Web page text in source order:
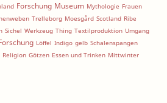
Forschung Museum Mythologie Frauen
Trelleborg Moesgård Scotland Ribe
Sichel Werkzeug Thing Textilproduktion Umgang
Löffel Indigo gelb Schalenspangen
Religion Götzen Essen und Trinken Mittwinter